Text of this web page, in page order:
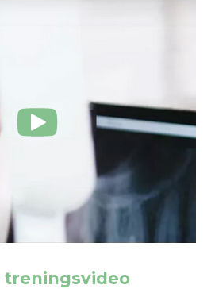
Show
video
treningsvideo